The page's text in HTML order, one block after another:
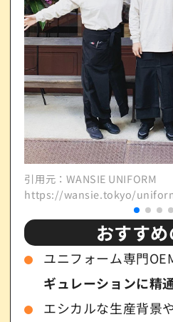
引用元：WANSIE UNIFORM
https://wansie.tokyo/
おすす
ユニフォーム専門
ギュレーションに精
エシカルな生産背景